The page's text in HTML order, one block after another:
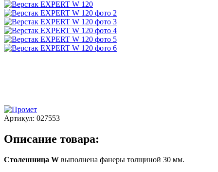
Артикул: 027553
Описание товара:
Столешница W выполнена фанеры толщиной 30 мм.